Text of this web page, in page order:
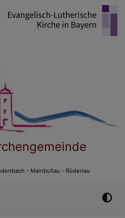
- Mainbullau - Rüdenau